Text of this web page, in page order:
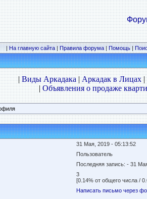
|На главную сайта|Правила форума|Помощь|
|Виды Аркадака|Аркадак в Лицах|
|Объявления о продаже
31 Мая, 2019 - 05:13:52
Пользователь
Последняя запись: - 31
3
[0.14% от общего числа /
Написать письмо через